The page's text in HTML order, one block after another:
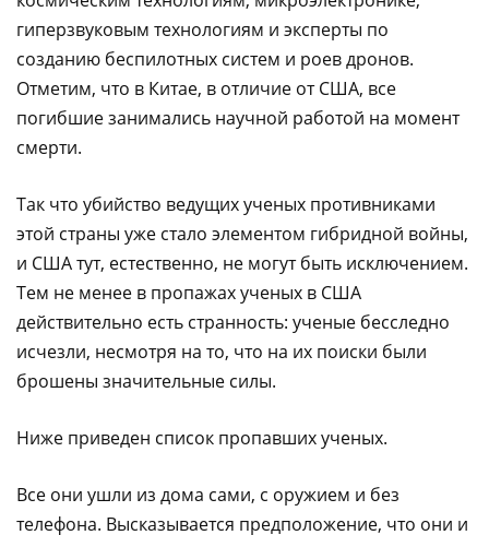
гиперзвуковым технологиям и эксперты по
созданию беспилотных систем и роев дронов.
Отметим, что в Китае, в отличие от США, все
погибшие занимались научной работой на момент
смерти.
Так что убийство ведущих ученых противниками
этой страны уже стало элементом гибридной войны,
и США тут, естественно, не могут быть исключением.
Тем не менее в пропажах ученых в США
действительно есть странность: ученые бесследно
исчезли, несмотря на то, что на их поиски были
брошены значительные силы.
Ниже приведен список пропавших ученых.
Все они ушли из дома сами, с оружием и без
телефона. Высказывается предположение, что они и